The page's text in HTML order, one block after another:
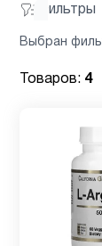
Фильтры
Детская
омега 3
жир
Детские
Детям
Выбран
Товаров: 4